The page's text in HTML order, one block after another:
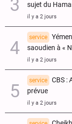
sujet du
il y a 2 jours
service
saoudien à «
il y a 2 jours
service
CBS :
prévue
il y a 2 jours